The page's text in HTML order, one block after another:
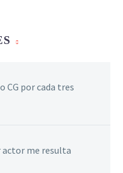
CG por cada tres
actor me resulta